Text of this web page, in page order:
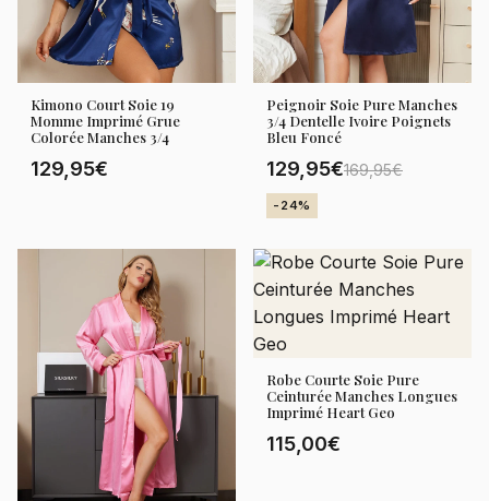
Kimono Court Soie 19
Momme Imprimé Grue
Colorée Manches 3/4
129,95€
Peignoir Soie Pure Manches
3/4 Dentelle Ivoire Poignets
Bleu Foncé
129,95€169,95€
-24%
Robe Courte Soie Pure
Ceinturée Manches Longues
Imprimé Heart Geo
115,00€